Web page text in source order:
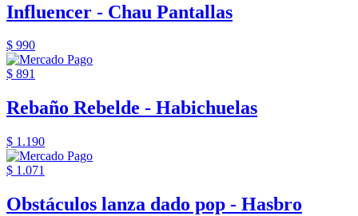
Influencer - Chau Pantallas
$ 990
$ 891
Rebaño Rebelde - Habichuelas
$ 1.190
$ 1.071
Obstáculos lanza dado pop - Hasbro